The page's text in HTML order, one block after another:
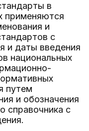
в
применяются
и
с
и даты введения
национальных
путем
и обозначения
справочника с